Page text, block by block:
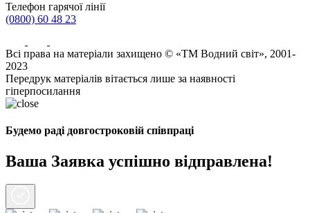
Телефон гарячої лінії
(0800) 60 48 23
Всі права на матеріали захищено © «ТМ Водний світ», 2001-
2023
Передрук матеріалів вітається лише за наявності
гіперпосилання
Будемо раді довгостроковій співпраці
Ваша Заявка успішно відправлена!